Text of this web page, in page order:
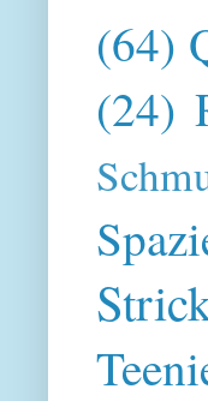
(64)
(24)